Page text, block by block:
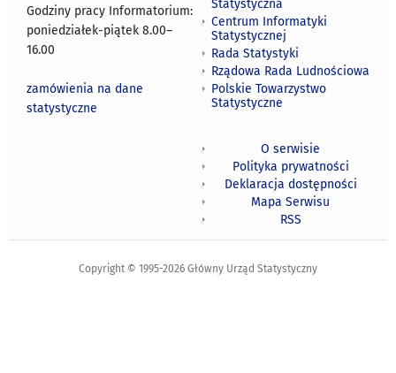
Godziny pracy Informatorium:
poniedziałek-piątek 8.00–
16.00
zamówienia na dane
statystyczne
Statystyczna
Centrum Informatyki
Statystycznej
Rada Statystyki
Rządowa Rada Ludnościowa
Polskie Towarzystwo
Statystyczne
O serwisie
Polityka prywatności
Deklaracja dostępności
Mapa Serwisu
RSS
Copyright © 1995-2026 Główny Urząd Statystyczny